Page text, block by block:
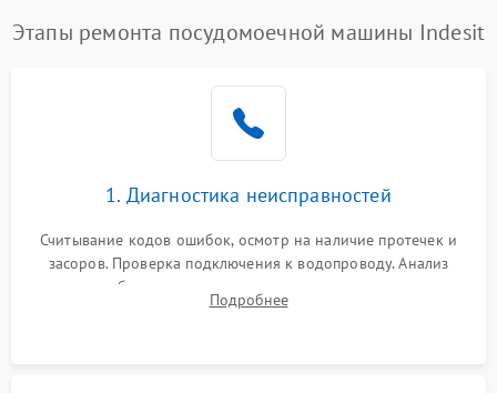
воды
1800 ₽ Подробнее →
Проблемы с
Этапы ремонта посудомоечной машины Indesit
1. Диагностика неисправностей
Считывание кодов ошибок, осмотр на наличие протечек и
засоров. Проверка подключения к водопроводу. Анализ
жалоб на отсутствие слива, нагрева, вращения
разбрызгивателей или срабатывание системы защиты
Подробнее